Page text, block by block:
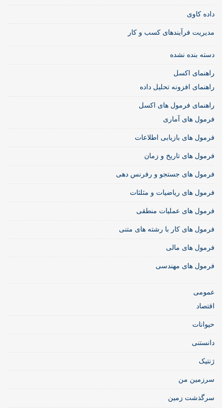
داده کاوی
مدیریت فرآیندهای کسب و کار
دسته بنده نشده
راهنمای اکسل
راهنمای افزونه تحلیل داده
راهنمای فرمول های اکسل
فرمول های آماری
فرمول های بازیابی اطلاعات
فرمول های تاریخ و زمان
فرمول های جستجو و رفرنس دهی
فرمول های ریاضیات و مثلثات
فرمول های عملیات منطقی
فرمول های کار با رشته های متنی
فرمول های مالی
فرمول های مهندسی
عمومی
اقتصاد
حیوانات
دانستنی
ژنتیک
سرزمین من
سرگذشت زمین